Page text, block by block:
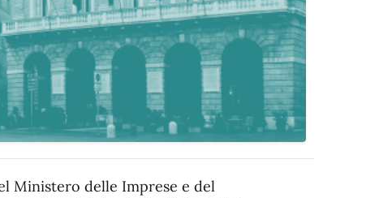
Ministero delle Imprese e del